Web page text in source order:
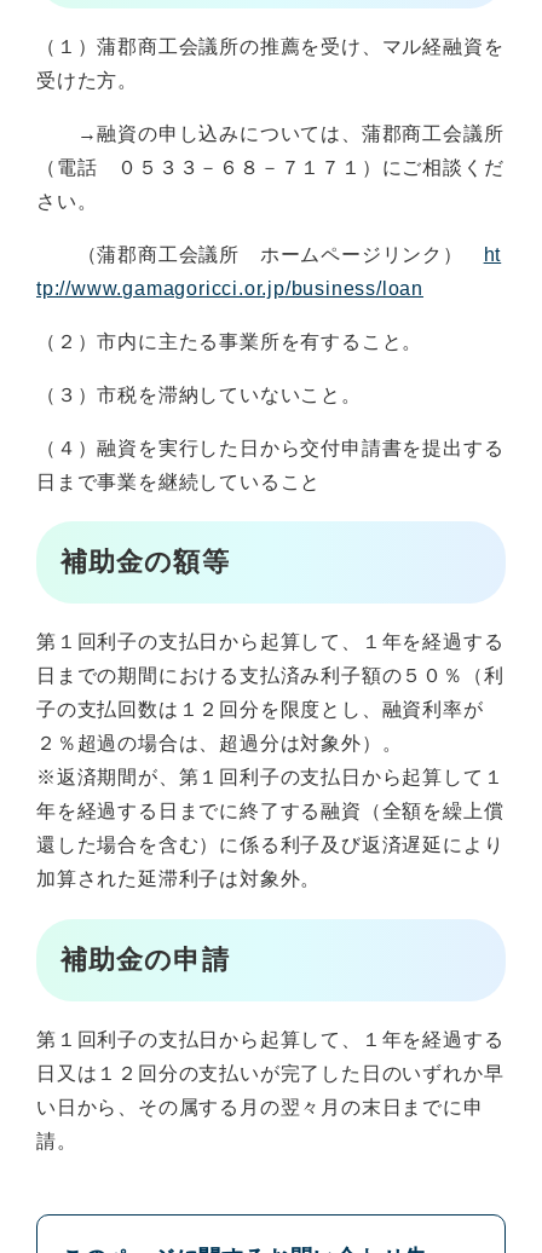
（１）蒲郡商工会議所の推薦を受け、マル経融資を
受けた方。
→融資の申し込みについては、蒲郡商工会議所
（電話 ０５３３－６８－７１７１）にご相談くだ
さい。
（蒲郡商工会議所 ホームページリンク）
ht
tp://www.gamagoricci.or.jp/business/loan
（２）市内に主たる事業所を有すること。
（３）市税を滞納していないこと。
（４）融資を実行した日から交付申請書を提出する
日まで事業を継続していること
補助金の額等
第１回利子の支払日から起算して、１年を経過する
日までの期間における支払済み利子額の５０％（利
子の支払回数は１２回分を限度とし、融資利率が
２％超過の場合は、超過分は対象外）。
※返済期間が、第１回利子の支払日から起算して１
年を経過する日までに終了する融資（全額を繰上償
還した場合を含む）に係る利子及び返済遅延により
加算された延滞利子は対象外。
補助金の申請
第１回利子の支払日から起算して、１年を経過する
日又は１２回分の支払いが完了した日のいずれか早
い日から、その属する月の翌々月の末日までに申
請。